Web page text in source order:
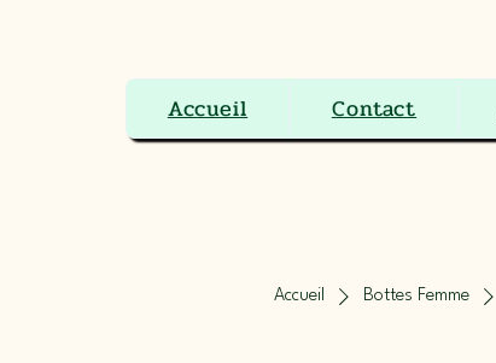
Accueil Contact
Accueil Bottes Femme